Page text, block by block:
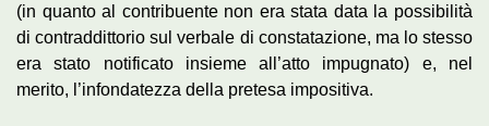
(in quanto al contribuente non era stata data la possibilità
di contraddittorio sul verbale di constatazione, ma lo stesso
era stato notificato insieme all’atto impugnato) e, nel
merito, l’infondatezza della pretesa impositiva.